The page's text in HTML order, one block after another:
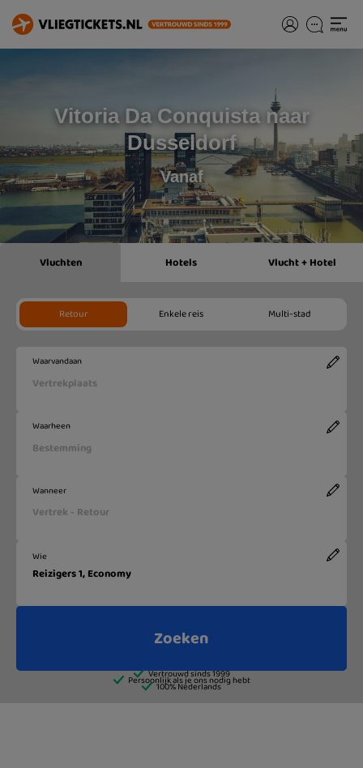
Vitoria Da Conquista naar
Dusseldorf
Vanaf